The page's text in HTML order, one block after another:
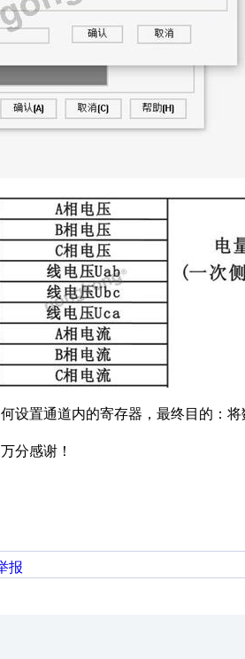
设置通道内的寄存器，最终目的：
分感谢！
报